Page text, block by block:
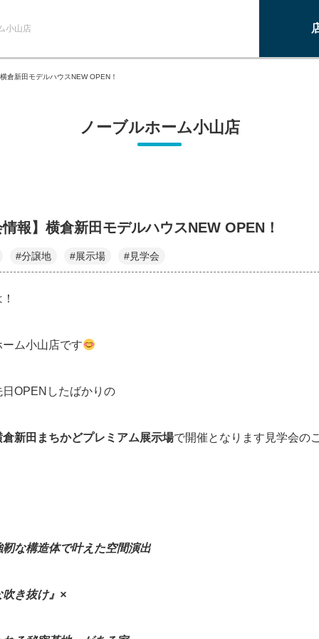
小山店
倉新田モデルハウスNEW OPEN！
ノーブルホーム小山店
報】横倉新田モデルハウスNEW OPEN！
#分譲地 #展示場 #見学会
ム小山店です
OPENしたばかりの
倉新田まちかどプレミアム展示場で開催となります見学会の
造体で叶えた空間演出
き抜け』×